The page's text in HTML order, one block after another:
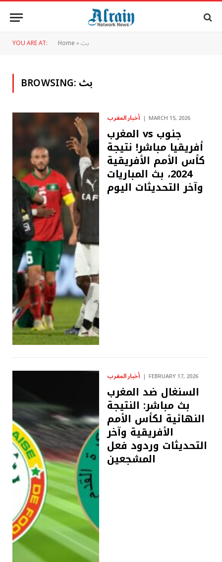
YOU ARE AT: Home»بث
BROWSING:بث
أخبار المغرب MARCH 15, 2026
المغرب vs جنوب
أفريقيا مباشر! نتيجة
كأس الأمم الأفريقية
2024، بث المباريات
وآخر التحديثات اليوم
أخبار المغرب FEBRUARY 17, 2026
السنغال ضد المغرب
بث مباشر: النتيجة
النهائية لكأس الأمم
الأفريقية وآخر
التحديثات وردود فعل
المشجعين